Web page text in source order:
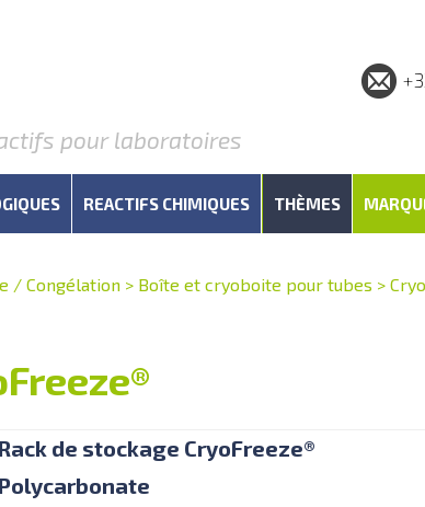
pour laboratoires
REACTIFS CHIMIQUES THÈMES
/ Congélation> Boîte et cryoboite pour tubes >
de stockage CryoFreeze®